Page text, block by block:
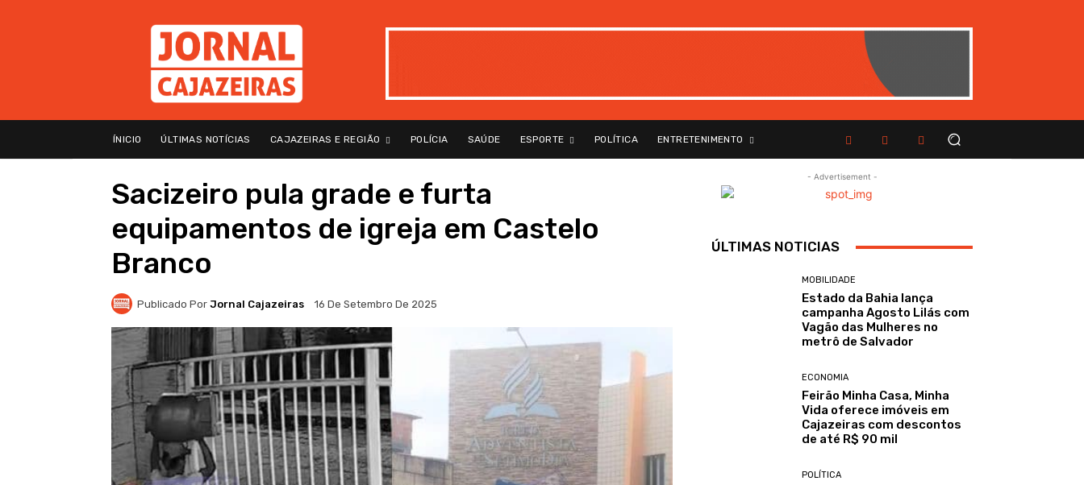
ÍNICIO ÚLTIMAS NOTÍCIAS CAJAZEIRAS E REGIÃO POLÍCIA SAÚDE ESPORTE POLÍTICA ENTRETENIMENTO
Sacizeiro pula grade e furta
equipamentos de igreja em Castelo
Branco
Publicado Por Jornal Cajazeiras 16 De Setembro De 2025
- Advertisement -
ÚLTIMAS NOTICIAS
MOBILIDADE
Estado da Bahia lança
campanha Agosto Lilás com
Vagão das Mulheres no
metrô de Salvador
ECONOMIA
Feirão Minha Casa, Minha
Vida oferece imóveis em
Cajazeiras com descontos
de até R$ 90 mil
POLÍTICA